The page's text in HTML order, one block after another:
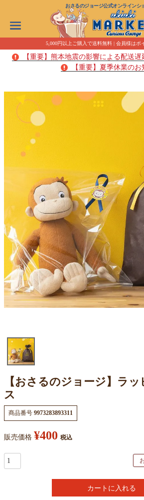
おさるのジョージ公式オンラインシ
5,000円以上ご購入で送料無料 | 会員様はポ
【重要】熊本地震の影響による配送
【重要】夏季休業のお
【おさるのジョージ】ラ
ス
商品番号 9973283893311
販売価格 ¥400 税込
カートに入れる